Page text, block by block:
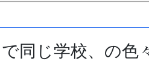
同じ学校、の色